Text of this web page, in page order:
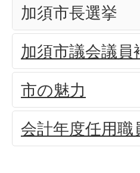
加須市長選挙
加須市議会議員
市の魅力
会計年度任用職